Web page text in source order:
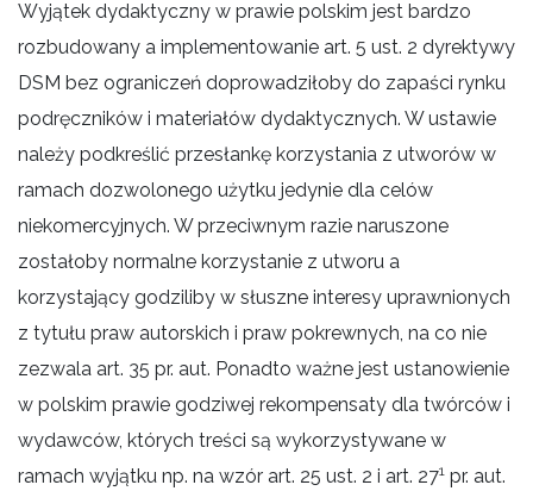
Wyjątek dydaktyczny w prawie polskim jest bardzo
rozbudowany a implementowanie art. 5 ust. 2 dyrektywy
DSM bez ograniczeń doprowadziłoby do zapaści rynku
podręczników i materiałów dydaktycznych. W ustawie
należy podkreślić przesłankę korzystania z utworów w
ramach dozwolonego użytku jedynie dla celów
niekomercyjnych. W przeciwnym razie naruszone
zostałoby normalne korzystanie z utworu a
korzystający godziliby w słuszne interesy uprawnionych
z tytułu praw autorskich i praw pokrewnych, na co nie
zezwala art. 35 pr. aut. Ponadto ważne jest ustanowienie
w polskim prawie godziwej rekompensaty dla twórców i
wydawców, których treści są wykorzystywane w
ramach wyjątku np. na wzór art. 25 ust. 2 i art. 271 pr. aut.